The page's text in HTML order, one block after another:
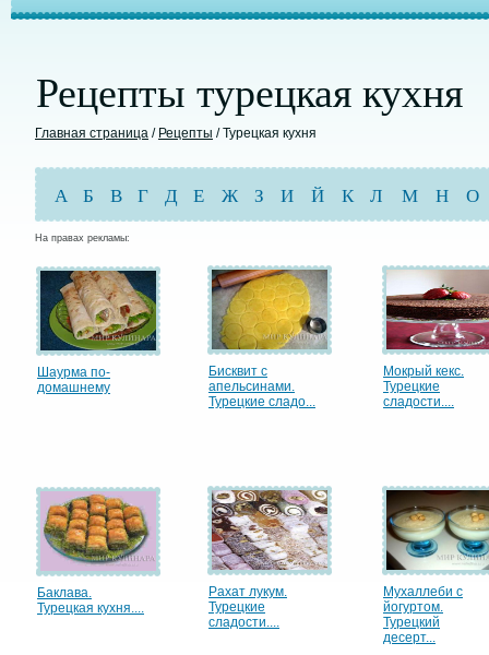
Рецепты турецкая кухня
Главная страница / Рецепты / Турецкая кухня
А Б В Г Д Е Ж З И Й К Л М Н О
На правах рекламы:
Шаурма по-
домашнему
Бисквит с
апельсинами.
Турецкие сладо...
Мокрый кекс.
Турецкие
сладости....
Баклава.
Турецкая кухня....
Рахат лукум.
Турецкие
сладости....
Мухаллеби с
йогуртом.
Турецкий
десерт...